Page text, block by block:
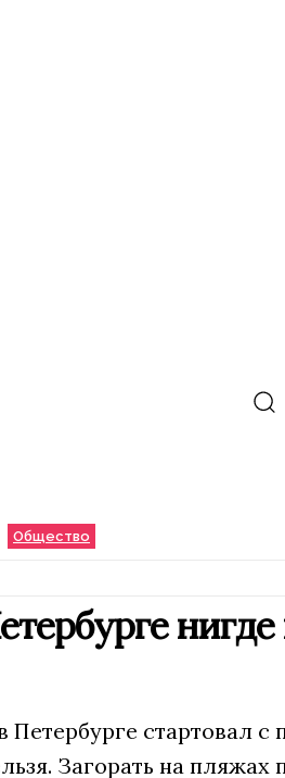
Общество
Петербурге стартовал
Загорать на